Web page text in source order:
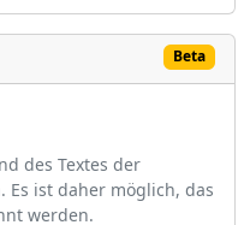
Beta
des Textes der
Es ist daher möglich, das
werden.